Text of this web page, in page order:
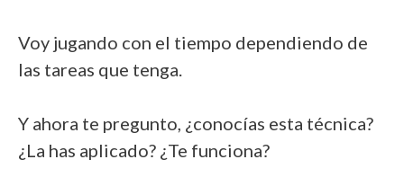
Voy jugando con el tiempo dependiendo de
las tareas que tenga.
Y ahora te pregunto, ¿conocías esta técnica?
¿La has aplicado? ¿Te funciona?